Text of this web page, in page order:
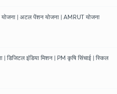
योजना | अटल पेंशन योजना | AMRUT योजना
| डिजिटल इंडिया मिशन | PM कृषि सिंचाई | स्किल